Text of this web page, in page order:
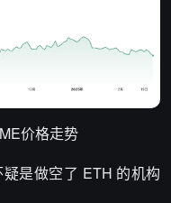
价格走势
是做空了 ETH 的机构